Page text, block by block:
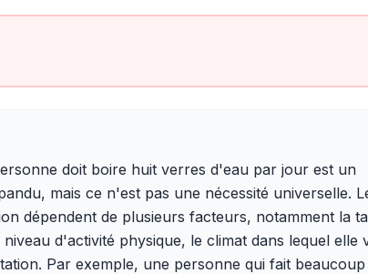
doit boire huit verres d'eau par jour est un
mais ce n'est pas une nécessité universelle.
dépendent de plusieurs facteurs, notamment la
d'activité physique, le climat dans lequel elle
Par exemple, une personne qui fait beaucoup